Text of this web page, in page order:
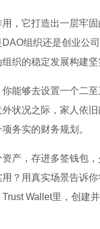
，它打造出一层牢
组织还是创业公
织的稳定发展构建坚
你能够去设置一个二
状况之际，家人依
务实的财务规划。
资产，存进多签钱包
？用真实场景告诉你
Wallet里，创建